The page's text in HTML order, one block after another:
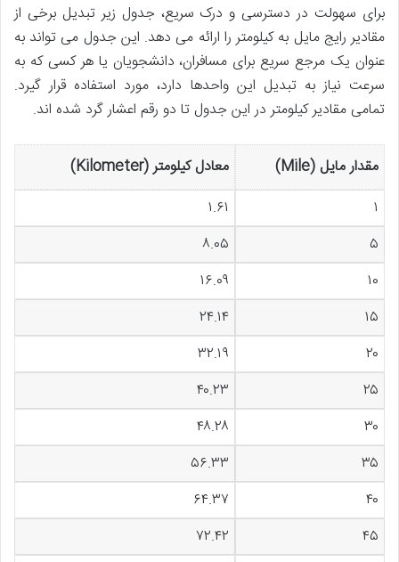
برای سهولت در دسترسی و درک سریع، جدول زیر تبدیل برخی از
مقادیر رایج مایل به کیلومتر را ارائه می دهد. این جدول می تواند به
عنوان یک مرجع سریع برای مسافران، دانشجویان یا هر کسی که به
سرعت نیاز به تبدیل این واحدها دارد، مورد استفاده قرار گیرد.
تمامی مقادیر کیلومتر در این جدول تا دو رقم اعشار گرد شده اند.
مقدار مایل (Mile)
معادل کیلومتر (Kilometer)
۱
۱.۶۱
۵
۸.۰۵
۱۰
۱۶.۰۹
۱۵
۲۴.۱۴
۲۰
۳۲.۱۹
۲۵
۴۰.۲۳
۳۰
۴۸.۲۸
۳۵
۵۶.۳۳
۴۰
۶۴.۳۷
۴۵
۷۲.۴۲